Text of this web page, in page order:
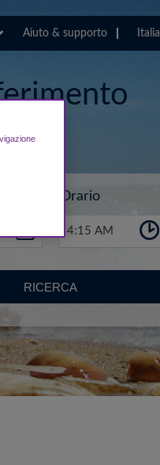
Aiuto & supporto Italia
Orario
4:15 AM
RICERCA